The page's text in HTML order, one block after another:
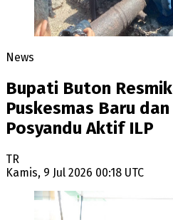
News
Bupati Buton
Puskesmas Baru
Posyandu Aktif ILP
TR
Kamis, 9 Jul 2026 00:18 UTC